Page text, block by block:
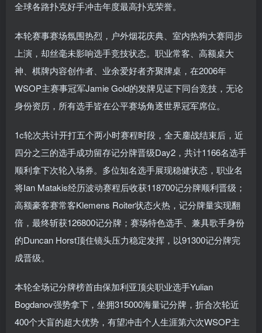
全球各路扑克好手冲击年度最高扑克荣誉。
本轮赛事赛场氛围热烈，户外烟花庆典、室内热狗大赛同步
上演，却丝毫未影响选手竞技状态。职业常客、高额桌大
神、棋牌内容创作者、业余爱好者齐聚牌桌，在2006年
WSOP主赛事冠军Jamie Gold的发牌见证下同台竞技，无论
身份资历，所有选手皆在公平赛场角逐世界冠军席位。
1c轮次共计开打五个两小时赛程时段，全天鏖战结束后，近
四分之三的选手成功留存记分牌晋级Day2，共计1166名选手
顺利拿下次轮入场券。多位知名选手展现稳健状态，职业名
将Ian Matakis经历波动赛程后收获118700记分牌顺利晋级；
高额豪客赛常客Klemens Roiter状态火热，记分牌量实现翻
倍，最终斩获126800记分牌；赛场特色选手、兼具歌手身份
的Duncan Horst顶住镜头压力稳定发挥，以91300记分牌完
成晋级。
本轮全场记分牌榜首由保加利亚顶尖职业选手Yulian
Bogdanov强势拿下，坐拥315000海量记分牌，折合次轮近
400个大盲的超大优势，有望冲击个人生涯第六次WSOP主